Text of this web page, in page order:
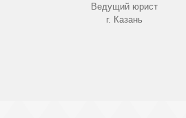
Ведущий юрист
г. Казань